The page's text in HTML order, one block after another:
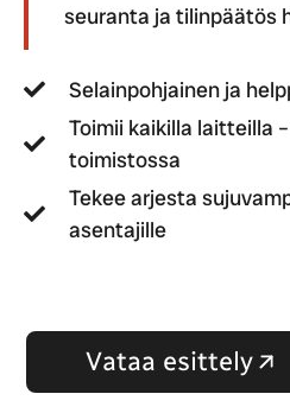
seuranta ja tilinpäätös
Selainpohjainen ja
Toimii kaikilla laitteilla
toimistossa
Tekee arjesta
asentajille
Vataa esittely